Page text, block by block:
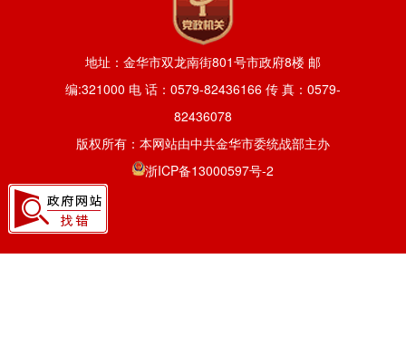
地址：金华市双龙南街801号市政府8楼 邮
编:321000 电 话：0579-82436166 传 真：0579-
82436078
版权所有：本网站由中共金华市委统战部主办
浙ICP备13000597号-2